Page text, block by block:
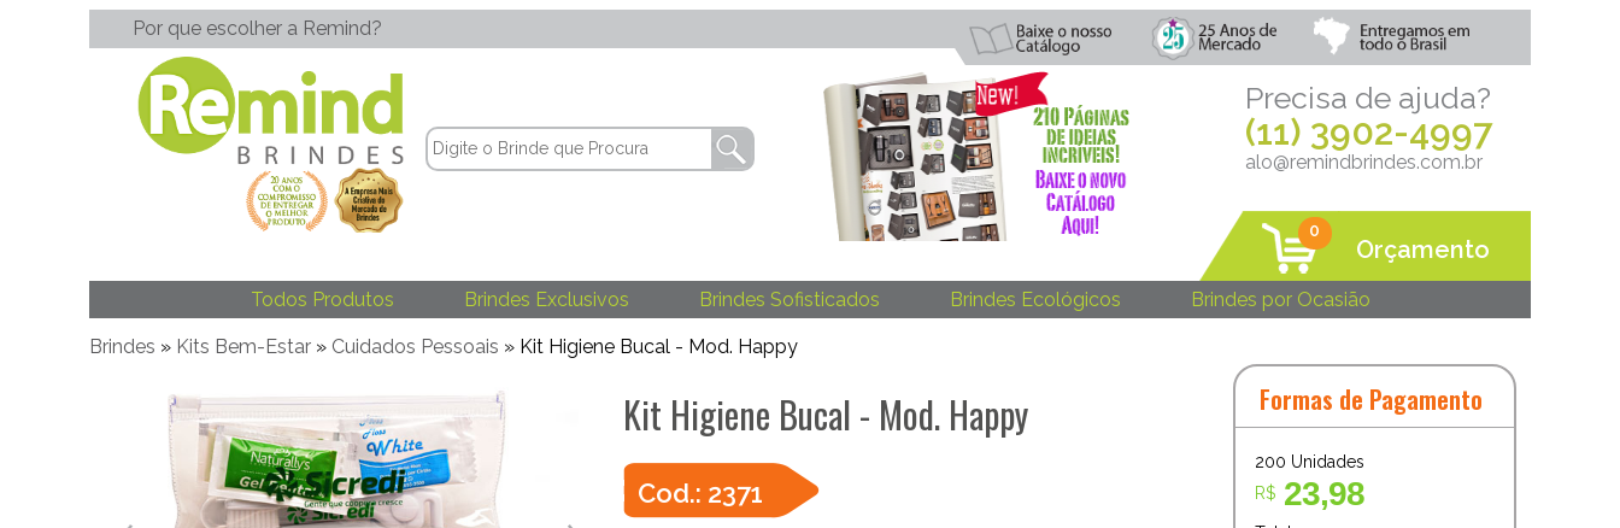
Por que escolher a Remind?
Precisa de ajuda?
(11) 3902-4997
alo@remindbrindes.com.br
0
Orçamento
Todos Produtos Brindes Exclusivos Brindes Sofisticados Brindes Ecológicos Brindes por Ocasião
Brindes » Kits Bem-Estar » Cuidados Pessoais » Kit Higiene Bucal - Mod. Happy
Kit Higiene Bucal - Mod. Happy
Cod.: 2371
Formas de Pagamento
200 Unidades
R$ 23,98